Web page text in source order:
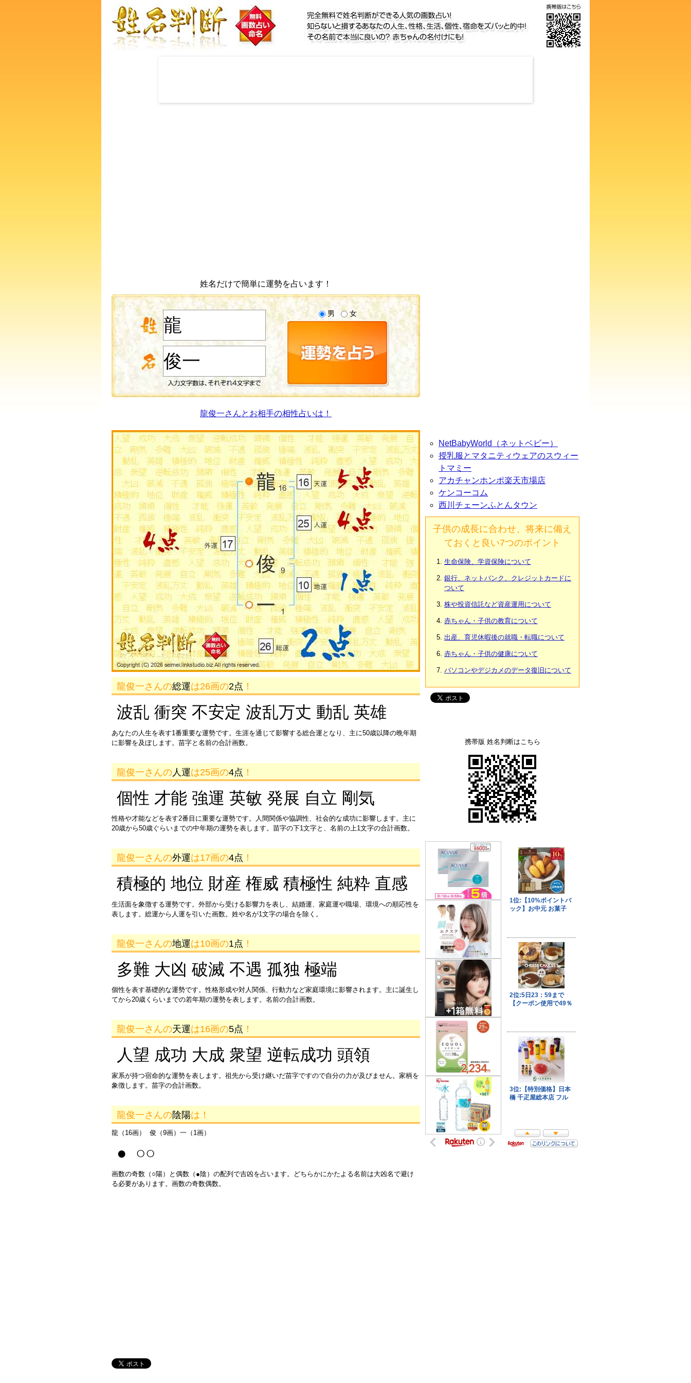
姓名だけで簡単に運勢を占います！
男 女
龍俊一さんとお相手の相性占いは！
龍俊一さんの総運は26画の2点 ！
波乱 衝突 不安定 波乱万丈 動乱 英雄
あなたの人生を表す1番重要な運勢です。生涯を通じて影響する総合運となり、主に50歳以降の晩年期
に影響を及ぼします。苗字と名前の合計画数。
龍俊一さんの 人運は25画の4点 ！
個性 才能 強運 英敏 発展 自立 剛気
性格や才能などを表す2番目に重要な運勢です。人間関係や協調性、社会的な成功に影響します。主に
20歳から50歳ぐらいまでの中年期の運勢を表します。苗字の下1文字と、名前の上1文字の合計画数。
龍俊一さんの外運は17画の4点 ！
積極的 地位 財産 権威 積極性 純粋 直感
生活面を象徴する運勢です。外部から受ける影響力を表し、結婚運、家庭運や職場、環境への順応性を
表します。総運から人運を引いた画数。姓や名が1文字の場合を除く。
龍俊一さんの地運は10画の1点 ！
多難 大凶 破滅 不遇 孤独 極端
個性を表す基礎的な運勢です。性格形成や対人関係、行動力など家庭環境に影響されます。主に誕生し
てから20歳くらいまでの若年期の運勢を表します。名前の合計画数。
龍俊一さんの天運は16画の5点 ！
人望 成功 大成 衆望 逆転成功 頭領
家系が持つ宿命的な運勢を表します。祖先から受け継いだ苗字ですので自分の力が及びません。家柄を
象徴します。苗字の合計画数。
龍俊一さんの陰陽は！
龍（16画） 俊（9画）一（1画）
● ○○
画数の奇数（○陽）と偶数（●陰）の配列で吉凶を占います。どちらかにかたよる名前は大凶名で避け
る必要があります。画数の奇数偶数。
NetBabyWorld（ネットベビー）
授乳服とマタニティウェアのスウィー
トマミー
アカチャンホンポ楽天市場店
ケンコーコム
西川チェーンふとんタウン
子供の成長に合わせ、将来に備え
ておくと良い7つのポイント
生命保険、学資保険について
銀行、ネットバンク、クレジットカードに
ついて
株や投資信託など資産運用について
赤ちゃん・子供の教育について
出産、育児休暇後の就職・転職について
赤ちゃん・子供の健康について
パソコンやデジカメのデータ復旧について
携帯版 姓名判断はこちら